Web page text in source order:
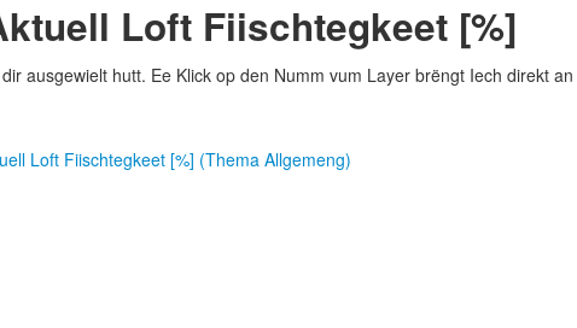
Loft Fiischtegkeet [%]
ausgewielt hutt. Ee Klick op den Numm vum Layer brëngt Iech direkt
Loft Fiischtegkeet [%] (Thema Allgemeng)